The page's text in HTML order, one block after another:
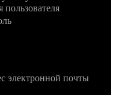
электронной почты